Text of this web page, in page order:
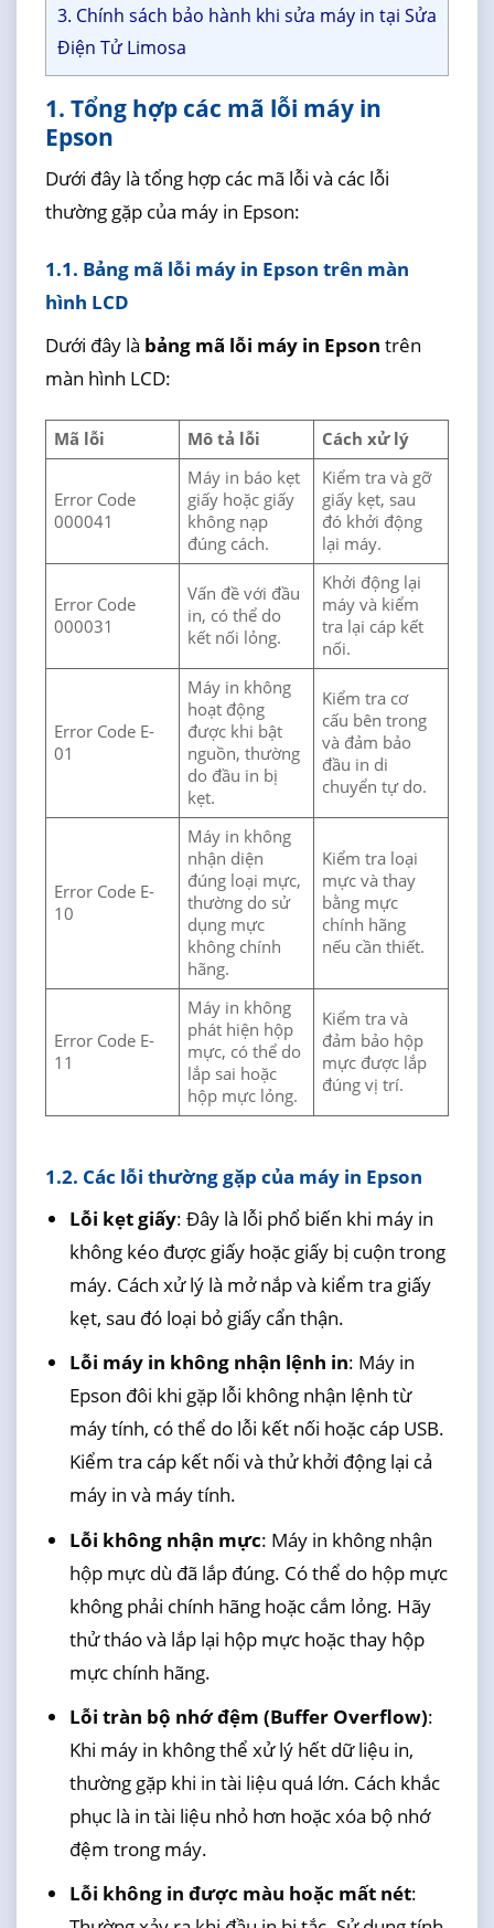
3. Chính sách bảo hành khi sửa máy in tại Sửa
Điện Tử Limosa
1. Tổng hợp các mã lỗi máy in
Epson
Dưới đây là tổng hợp các mã lỗi và các lỗi
thường gặp của máy in Epson:
1.1. Bảng mã lỗi máy in Epson trên màn
hình LCD
Dưới đây là bảng mã lỗi máy in Epson trên
màn hình LCD:
Mã lỗi Mô tả lỗi Cách xử lý
Error Code
000041
Máy in báo kẹt
giấy hoặc giấy
không nạp
đúng cách.
Kiểm tra và gỡ
giấy kẹt, sau
đó khởi động
lại máy.
Error Code
000031
Vấn đề với đầu
in, có thể do
kết nối lỏng.
Khởi động lại
máy và kiểm
tra lại cáp kết
nối.
Error Code E-
01
Máy in không
hoạt động
được khi bật
nguồn, thường
do đầu in bị
kẹt.
Kiểm tra cơ
cấu bên trong
và đảm bảo
đầu in di
chuyển tự do.
Error Code E-
10
Máy in không
nhận diện
đúng loại mực,
thường do sử
dụng mực
không chính
hãng.
Kiểm tra loại
mực và thay
bằng mực
chính hãng
nếu cần thiết.
Error Code E-
11
Máy in không
phát hiện hộp
mực, có thể do
lắp sai hoặc
hộp mực lỏng.
Kiểm tra và
đảm bảo hộp
mực được lắp
đúng vị trí.
1.2. Các lỗi thường gặp của máy in Epson
Lỗi kẹt giấy: Đây là lỗi phổ biến khi máy in
không kéo được giấy hoặc giấy bị cuộn trong
máy. Cách xử lý là mở nắp và kiểm tra giấy
kẹt, sau đó loại bỏ giấy cẩn thận.
Lỗi máy in không nhận lệnh in: Máy in
Epson đôi khi gặp lỗi không nhận lệnh từ
máy tính, có thể do lỗi kết nối hoặc cáp USB.
Kiểm tra cáp kết nối và thử khởi động lại cả
máy in và máy tính.
Lỗi không nhận mực: Máy in không nhận
hộp mực dù đã lắp đúng. Có thể do hộp mực
không phải chính hãng hoặc cắm lỏng. Hãy
thử tháo và lắp lại hộp mực hoặc thay hộp
mực chính hãng.
Lỗi tràn bộ nhớ đệm (Buffer Overflow):
Khi máy in không thể xử lý hết dữ liệu in,
thường gặp khi in tài liệu quá lớn. Cách khắc
phục là in tài liệu nhỏ hơn hoặc xóa bộ nhớ
đệm trong máy.
Lỗi không in được màu hoặc mất nét: